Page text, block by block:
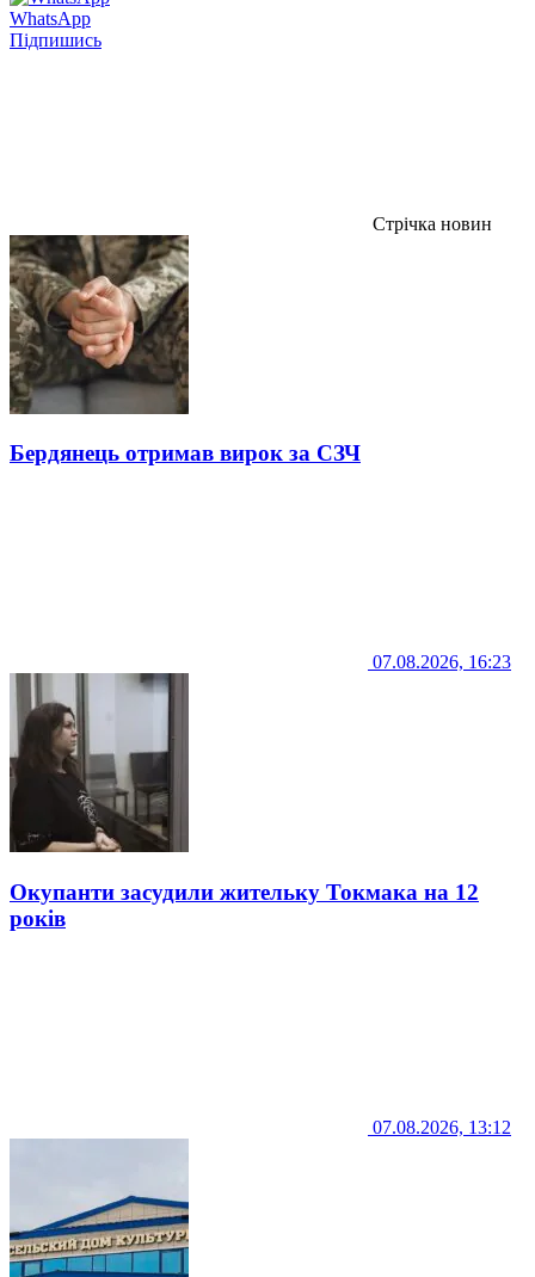
WhatsApp
Підпишись
Стрічка новин
Бердянець отримав вирок за СЗЧ
07.08.2026, 16:23
Окупанти засудили жительку Токмака на 12
років
07.08.2026, 13:12